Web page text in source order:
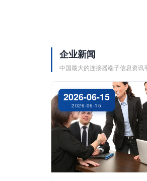
企业新闻
中国最大的连接器端子信息资讯
2026-06-15
2026-06-15